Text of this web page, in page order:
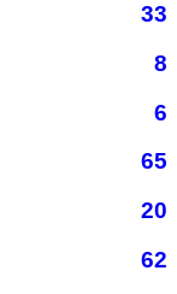
33
8
6
65
20
62